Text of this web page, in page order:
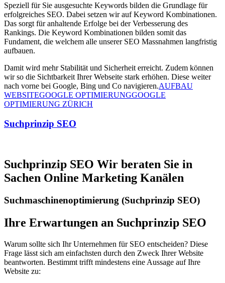
Speziell für Sie ausgesuchte Keywords bilden die Grundlage für
erfolgreiches SEO. Dabei setzen wir auf Keyword Kombinationen.
Das sorgt für anhaltende Erfolge bei der Verbesserung des
Rankings. Die Keyword Kombinationen bilden somit das
Fundament, die welchem alle unserer SEO Massnahmen langfristig
aufbauen.
Damit wird mehr Stabilität und Sicherheit erreicht. Zudem können
wir so die Sichtbarkeit Ihrer Webseite stark erhöhen. Diese weiter
nach vorne bei Google, Bing und Co navigieren.AUFBAU
WEBSITEGOOGLE OPTIMIERUNGGOOGLE
OPTIMIERUNG ZÜRICH
Suchprinzip SEO
Suchprinzip SEO Wir beraten Sie in
Sachen Online Marketing Kanälen
Suchmaschinenoptimierung (Suchprinzip SEO)
Ihre Erwartungen an Suchprinzip SEO
Warum sollte sich Ihr Unternehmen für SEO entscheiden? Diese
Frage lässt sich am einfachsten durch den Zweck Ihrer Website
beantworten. Bestimmt trifft mindestens eine Aussage auf Ihre
Website zu: